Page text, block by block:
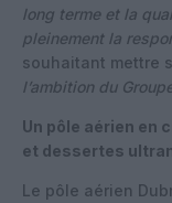
long terme et la
pleinement la
souhaitant mettre
l’ambition du
Un pôle aérien en
et dessertes
Le pôle aérien